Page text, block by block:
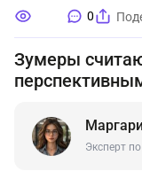
0
Зумеры
Эксперт